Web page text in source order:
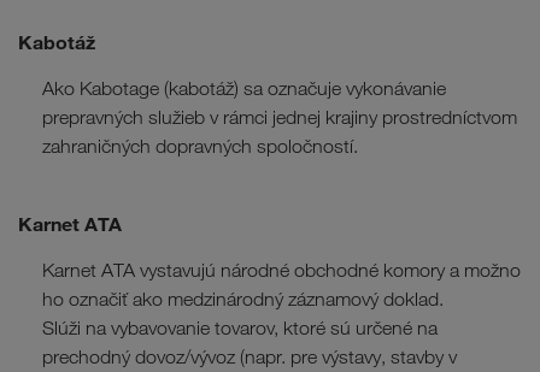
Kabotáž
Ako Kabotage (kabotáž) sa označuje vykonávanie
prepravných služieb v rámci jednej krajiny prostredníctvom
zahraničných dopravných spoločností.
Karnet ATA
Karnet ATA vystavujú národné obchodné komory a možno
ho označiť ako medzinárodný záznamový doklad.
Slúži na vybavovanie tovarov, ktoré sú určené na
prechodný dovoz/vývoz (napr. pre výstavy, stavby v